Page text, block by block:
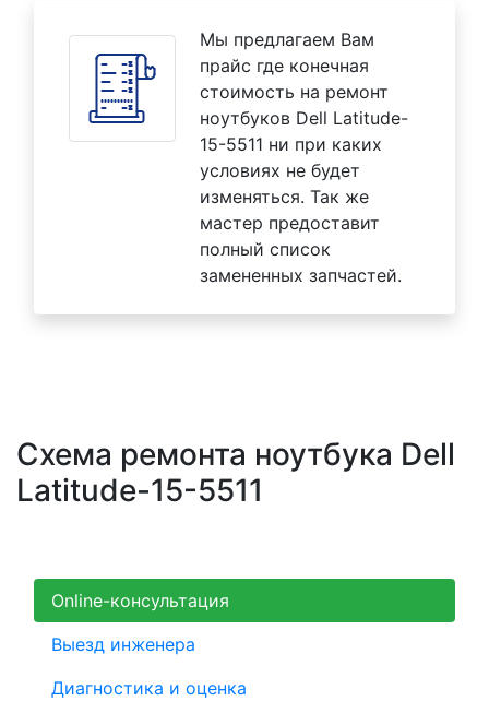
Мы предлагаем Вам
прайс где конечная
стоимость на ремонт
ноутбуков Dell Latitude-
15-5511 ни при каких
условиях не будет
изменяться. Так же
мастер предоставит
полный список
замененных запчастей.
Схема ремонта ноутбука Dell
Latitude-15-5511
Online-консультация
Выезд инженера
Диагностика и оценка